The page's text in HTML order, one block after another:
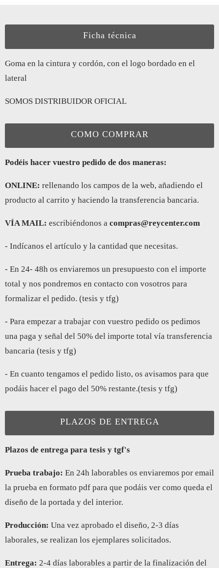
Ficha técnica
Goma en la cintura y cordón, con el logo bordado en el
lateral
SOMOS DISTRIBUIDOR OFICIAL
COMO COMPRAR
Podéis hacer vuestro pedido de dos maneras:
ONLINE: rellenando los campos de la web, añadiendo el
producto al carrito y haciendo la transferencia bancaria.
VÍA MAIL: escribiéndonos a compras@reycenter.com
- Indícanos el artículo y la cantidad que necesitas.
- En 24- 48h os enviaremos un presupuesto con el importe
total y nos pondremos en contacto con vosotros para
formalizar el pedido. (tesis y tfg)
- Para empezar a trabajar con vuestro pedido os pedimos
una paga y señal del 50% del importe total vía transferencia
bancaria (tesis y tfg)
- En cuanto tengamos el pedido listo, os avisamos para que
podáis hacer el pago del 50% restante.(tesis y tfg)
PLAZOS DE ENTREGA
Plazos de entrega para tesis y tgf's
Prueba trabajo: En 24h laborables os enviaremos por email
la prueba en formato pdf para que podáis ver como queda el
diseño de la portada y del interior.
Producción: Una vez aprobado el diseño, 2-3 días
laborales, se realizan los ejemplares solicitados.
Entrega: 2-4 días laborables a partir de la finalización del